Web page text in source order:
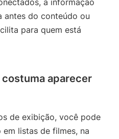
a informação
antes do conteúdo ou
para quem está
aparecer
de exibição, você pode
listas de filmes, na